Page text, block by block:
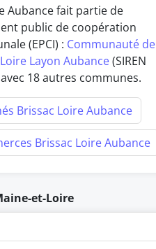
Aubance fait partie de
public de coopération
(EPCI) : Communauté de
Layon Aubance(SIREN
18 autres communes.
Brissac Loire Aubance
Brissac Loire Aubance
et-Loire